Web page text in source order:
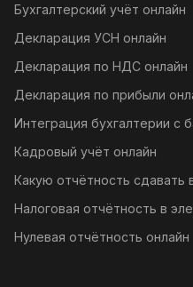
Бухгалтерский учёт онлайн
Декларация УСН онлайн
Декларация по НДС онлайн
Декларация по прибыли
Интеграция бухгалтерии с
Кадровый учёт онлайн
Какую отчётность сдавать
Налоговая отчётность в
Нулевая отчётность онлайн